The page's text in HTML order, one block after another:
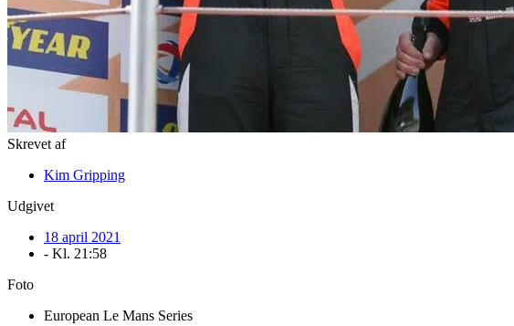
Skrevet af
Kim Gripping
Udgivet
18 april 2021
- Kl. 21:58
Foto
European Le Mans Series